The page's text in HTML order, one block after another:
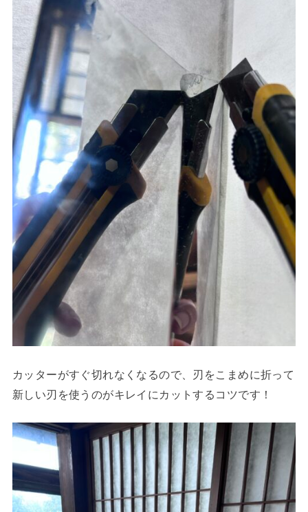
カッターがすぐ切れなくなるので、刃をこまめに折って
新しい刃を使うのがキレイにカットするコツです！